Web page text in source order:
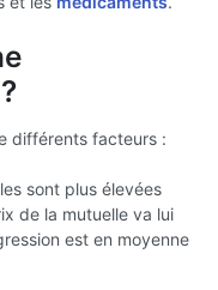
différents facteurs :
sont plus élevées
de la mutuelle va lui
est en moyenne